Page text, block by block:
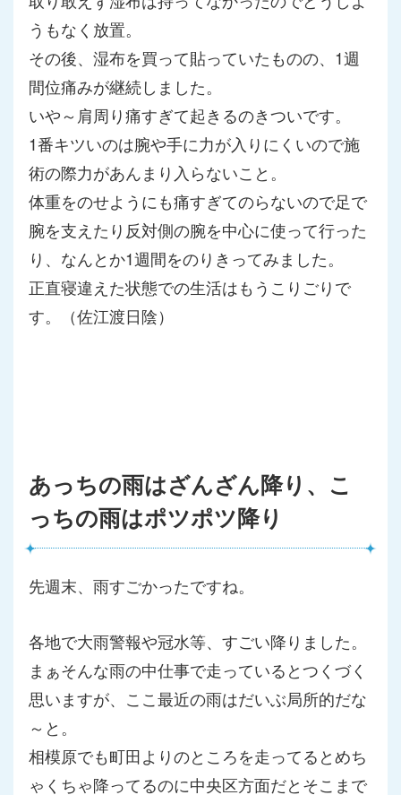
うもなく放置。
その後、湿布を買って貼っていたものの、1週
間位痛みが継続しま した。
いや～肩周り痛すぎて起きるのきついです。
1番キツいのは腕や手に力が入りにくいので施
術の際力があんまり 入らないこと。
体重をのせようにも痛すぎてのらないので足で
腕を支えたり反対側の腕を中心に使って行った
り、なんとか1週間をのりきってみました。
正直寝違えた状態での生活はもうこりごりで
す。（佐江渡日陰）
あっちの雨はざんざん降り、こ
っちの雨はポツポツ降り
先週末、雨すごかったですね。
各地で大雨警報や冠水等、すごい降りました。
まぁそんな雨の中仕事で走っているとつくづく
思いますが、ここ最近の雨はだいぶ局所的だな
～と。
相模原でも町田よりのところを走ってるとめち
ゃくちゃ降ってるのに中央区方面だとそこまで